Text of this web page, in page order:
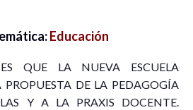
Educación
QUE LA NUEVA ESCUELA
DE LA PEDAGOGÍA
Y A LA PRAXIS DOCENTE.